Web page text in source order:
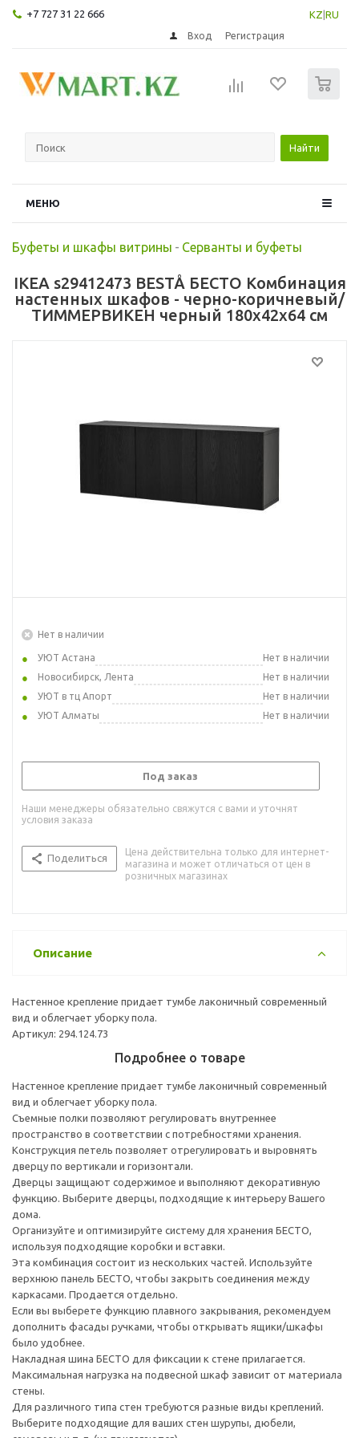
+7 727 31 22 666 KZ RU
Вход Регистрация
Найти
МЕНЮ
Буфеты и шкафы витрины - Серванты и буфеты
IKEA s29412473 BESTÅ БЕСТО Комбинация
настенных шкафов - черно-коричневый/
ТИММЕРВИКЕН черный 180x42x64 см
Нет в наличии
УЮТ Астана
Нет в наличии
Новосибирск, Лента
Нет в наличии
УЮТ в тц Апорт
Нет в наличии
УЮТ Алматы
Нет в наличии
Под заказ
Наши менеджеры обязательно свяжутся с вами и уточнят
условия заказа
Поделиться
Цена действительна только для интернет-
магазина и может отличаться от цен в
розничных магазинах
Описание
Настенное крепление придает тумбе лаконичный современный
вид и облегчает уборку пола.
Артикул: 294.124.73
Подробнее о товаре
Настенное крепление придает тумбе лаконичный современный
вид и облегчает уборку пола.
Съемные полки позволяют регулировать внутреннее
пространство в соответствии с потребностями хранения.
Конструкция петель позволяет отрегулировать и выровнять
дверцу по вертикали и горизонтали.
Дверцы защищают содержимое и выполняют декоративную
функцию. Выберите дверцы, подходящие к интерьеру Вашего
дома.
Организуйте и оптимизируйте систему для хранения БЕСТО,
используя подходящие коробки и вставки.
Эта комбинация состоит из нескольких частей. Используйте
верхнюю панель БЕСТО, чтобы закрыть соединения между
каркасами. Продается отдельно.
Если вы выберете функцию плавного закрывания, рекомендуем
дополнить фасады ручками, чтобы открывать ящики/шкафы
было удобнее.
Накладная шина БЕСТО для фиксации к стене прилагается.
Максимальная нагрузка на подвесной шкаф зависит от материала
стены.
Для различного типа стен требуются разные виды креплений.
Выберите подходящие для ваших стен шурупы, дюбели,